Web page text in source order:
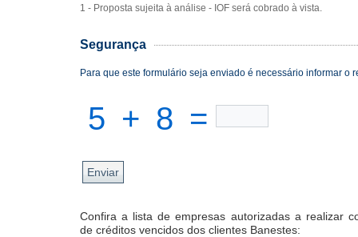
1 - Proposta sujeita à análise - IOF será cobrado à vista.
Segurança
Para que este formulário seja
5 + 8 =
Confira a lista de empresas autorizadas a realizar
de créditos vencidos dos clientes Banestes: